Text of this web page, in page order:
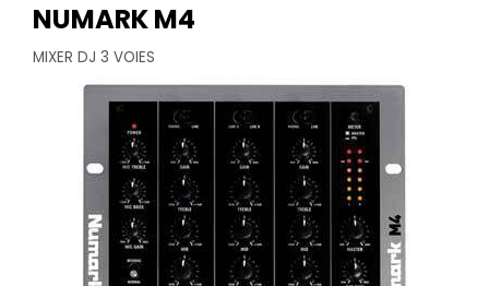
NUMARK M4
MIXER DJ 3 VOIES